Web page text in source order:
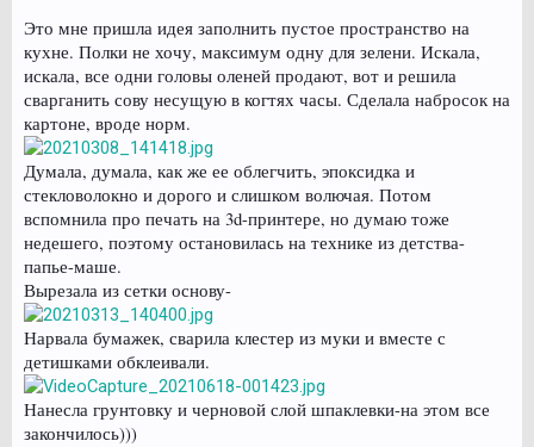
Это мне пришла идея заполнить пустое пространство на
кухне. Полки не хочу, максимум одну для зелени. Искала,
искала, все одни головы оленей продают, вот и решила
сварганить сову несущую в когтях часы. Сделала набросок на
картоне, вроде норм.
Думала, думала, как же ее облегчить, эпоксидка и
стекловолокно и дорого и слишком волючая. Потом
вспомнила про печать на 3d-принтере, но думаю тоже
недешего, поэтому остановилась на технике из детства-
папье-маше.
Вырезала из сетки основу-
Нарвала бумажек, сварила клестер из муки и вместе с
детишками обклеивали.
Нанесла грунтовку и черновой слой шпаклевки-на этом все
закончилось)))